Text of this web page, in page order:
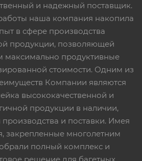
и надежный поставщик.
наша компания накопила
в сфере производства
продукции, позволяющей
максимально продуктивные
стоимости. Одним из
Компании являются
высококачественной и
продукции в наличии,
и поставки. Имея
закрепленные многолетним
полный комплекс и